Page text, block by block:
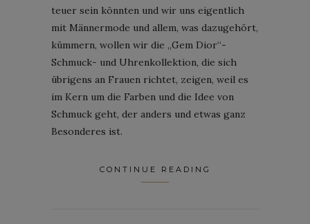
teuer sein könnten und wir uns eigentlich
mit Männermode und allem, was dazugehört,
kümmern, wollen wir die „Gem Dior“-
Schmuck- und Uhrenkollektion, die sich
übrigens an Frauen richtet, zeigen, weil es
im Kern um die Farben und die Idee von
Schmuck geht, der anders und etwas ganz
Besonderes ist.
CONTINUE READING